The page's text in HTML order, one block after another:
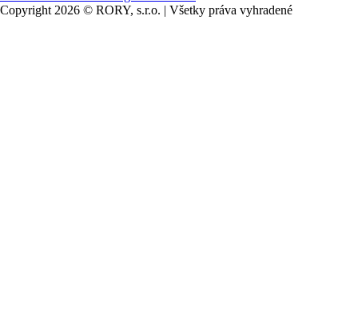
Copyright 2026 © RORY, s.r.o. | Všetky práva vyhradené